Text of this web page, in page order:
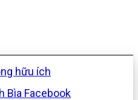
hữu ích
Bìa Facebook